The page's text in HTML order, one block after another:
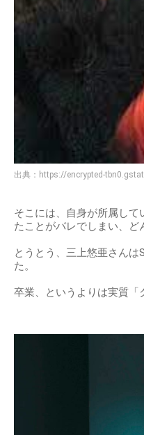
出典： https://encrypted-
そこには、自身が所属して
たことがバレでしまい、ど
とうとう、三上悠亜さんは
た。
卒業、というよりは実質「